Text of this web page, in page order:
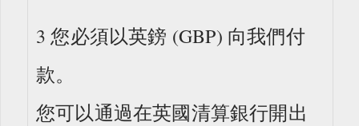
3 您必須以英鎊 (GBP) 向我們付
款。
您可以通過在英國清算銀行開出